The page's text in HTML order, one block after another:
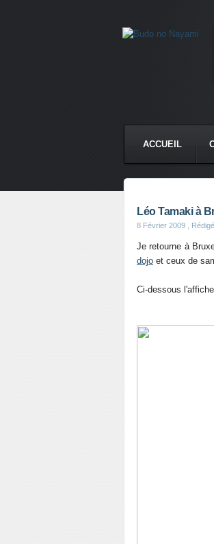
ACCUEIL
Léo Tamaki à
8 Février 2009 ,
Je retourne à
dojo et ceux de
Ci-dessous